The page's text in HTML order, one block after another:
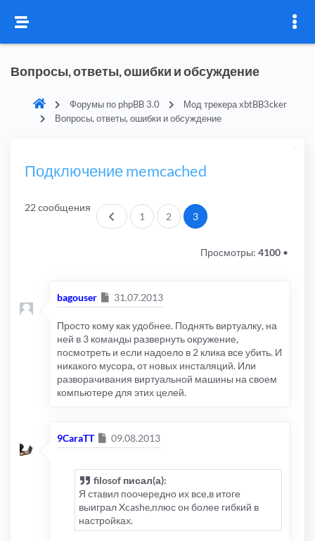
Вопросы, ответы, ошибки и обсуждение
Форумы по phpBB 3.0
Мод трекера xbtBB3cker
Вопросы, ответы, ошибки и обсуждение
Подключение memcached
22 сообщения
Пред.1 2 3
Просмотры: 4100 •
bagouser Сообщение
31.07.2013
Просто кому как удобнее. Поднять виртуалку, на
ней в 3 команды развернуть окружение,
посмотреть и если надоело в 2 клика все убить. И
никакого мусора, от новых инсталяций. Или
разворачивания виртуальной машины на своем
компьютере для этих целей.
9CaraTT Сообщение
09.08.2013
filosof писал(а):
Я ставил поочередно их все,в итоге
выиграл Xcashe,плюс он более гибкий в
настройках.